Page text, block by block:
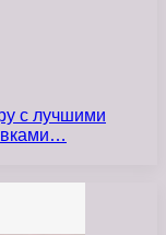
с лучшими